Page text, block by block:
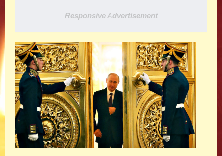
Responsive Advertisement